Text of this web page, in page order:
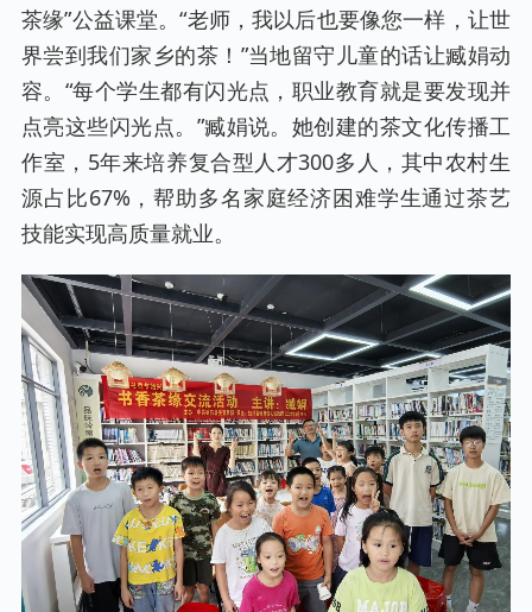
茶缘”公益课堂。“老师，我以后也要像您一样，让世
界尝到我们家乡的茶！”当地留守儿童的话让臧娟动
容。“每个学生都有闪光点，职业教育就是要发现并
点亮这些闪光点。”臧娟说。她创建的茶文化传播工
作室，5年来培养复合型人才300多人，其中农村生
源占比67%，帮助多名家庭经济困难学生通过茶艺
技能实现高质量就业。